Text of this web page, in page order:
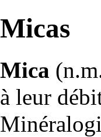
Micas
Mica
à leur